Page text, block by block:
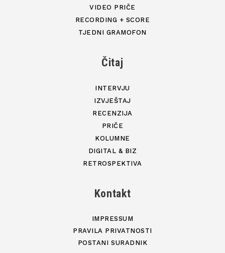
VIDEO PRIČE
RECORDING + SCORE
TJEDNI GRAMOFON
Čitaj
INTERVJU
IZVJEŠTAJ
RECENZIJA
PRIČE
KOLUMNE
DIGITAL & BIZ
RETROSPEKTIVA
Kontakt
IMPRESSUM
PRAVILA PRIVATNOSTI
POSTANI SURADNIK